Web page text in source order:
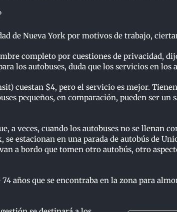
de Nueva York por motivos de trabajo,
completo por cuestiones de privacidad,
los autobuses, duda que los servicios en los
cuestan $4, pero el servicio es mejor.
pequeños, en comparación, pueden ser un
a veces, cuando los autobuses no se llenan
estacionan en una parada de autobús de
a bordo que tomen otro autobús, otro
años que se encontraba en la zona para